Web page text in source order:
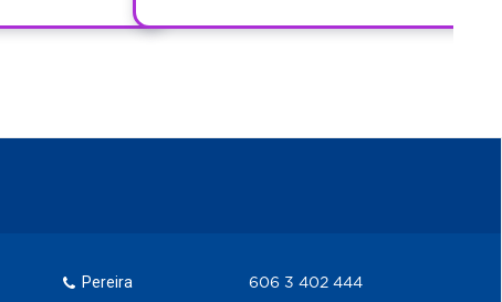
Pereira
606 3 402 444